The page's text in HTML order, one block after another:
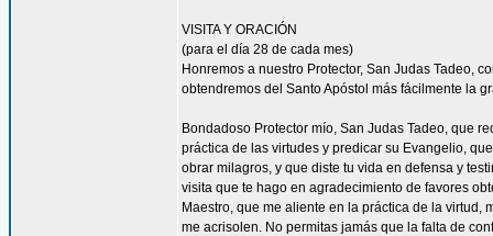
VISITA Y ORACIÓN
(para el día 28 de cada mes)
Honremos a nuestro Protector, San Judas Tadeo,
obtendremos del Santo Apóstol más fácilmente la
Bondadoso Protector mío, San Judas Tadeo, que
práctica de las virtudes y predicar su Evangelio,
obrar milagros, y que diste tu vida en defensa y
visita que te hago en agradecimiento de favores
Maestro, que me aliente en la práctica de la
me acrisolen. No permitas jamás que la falta de